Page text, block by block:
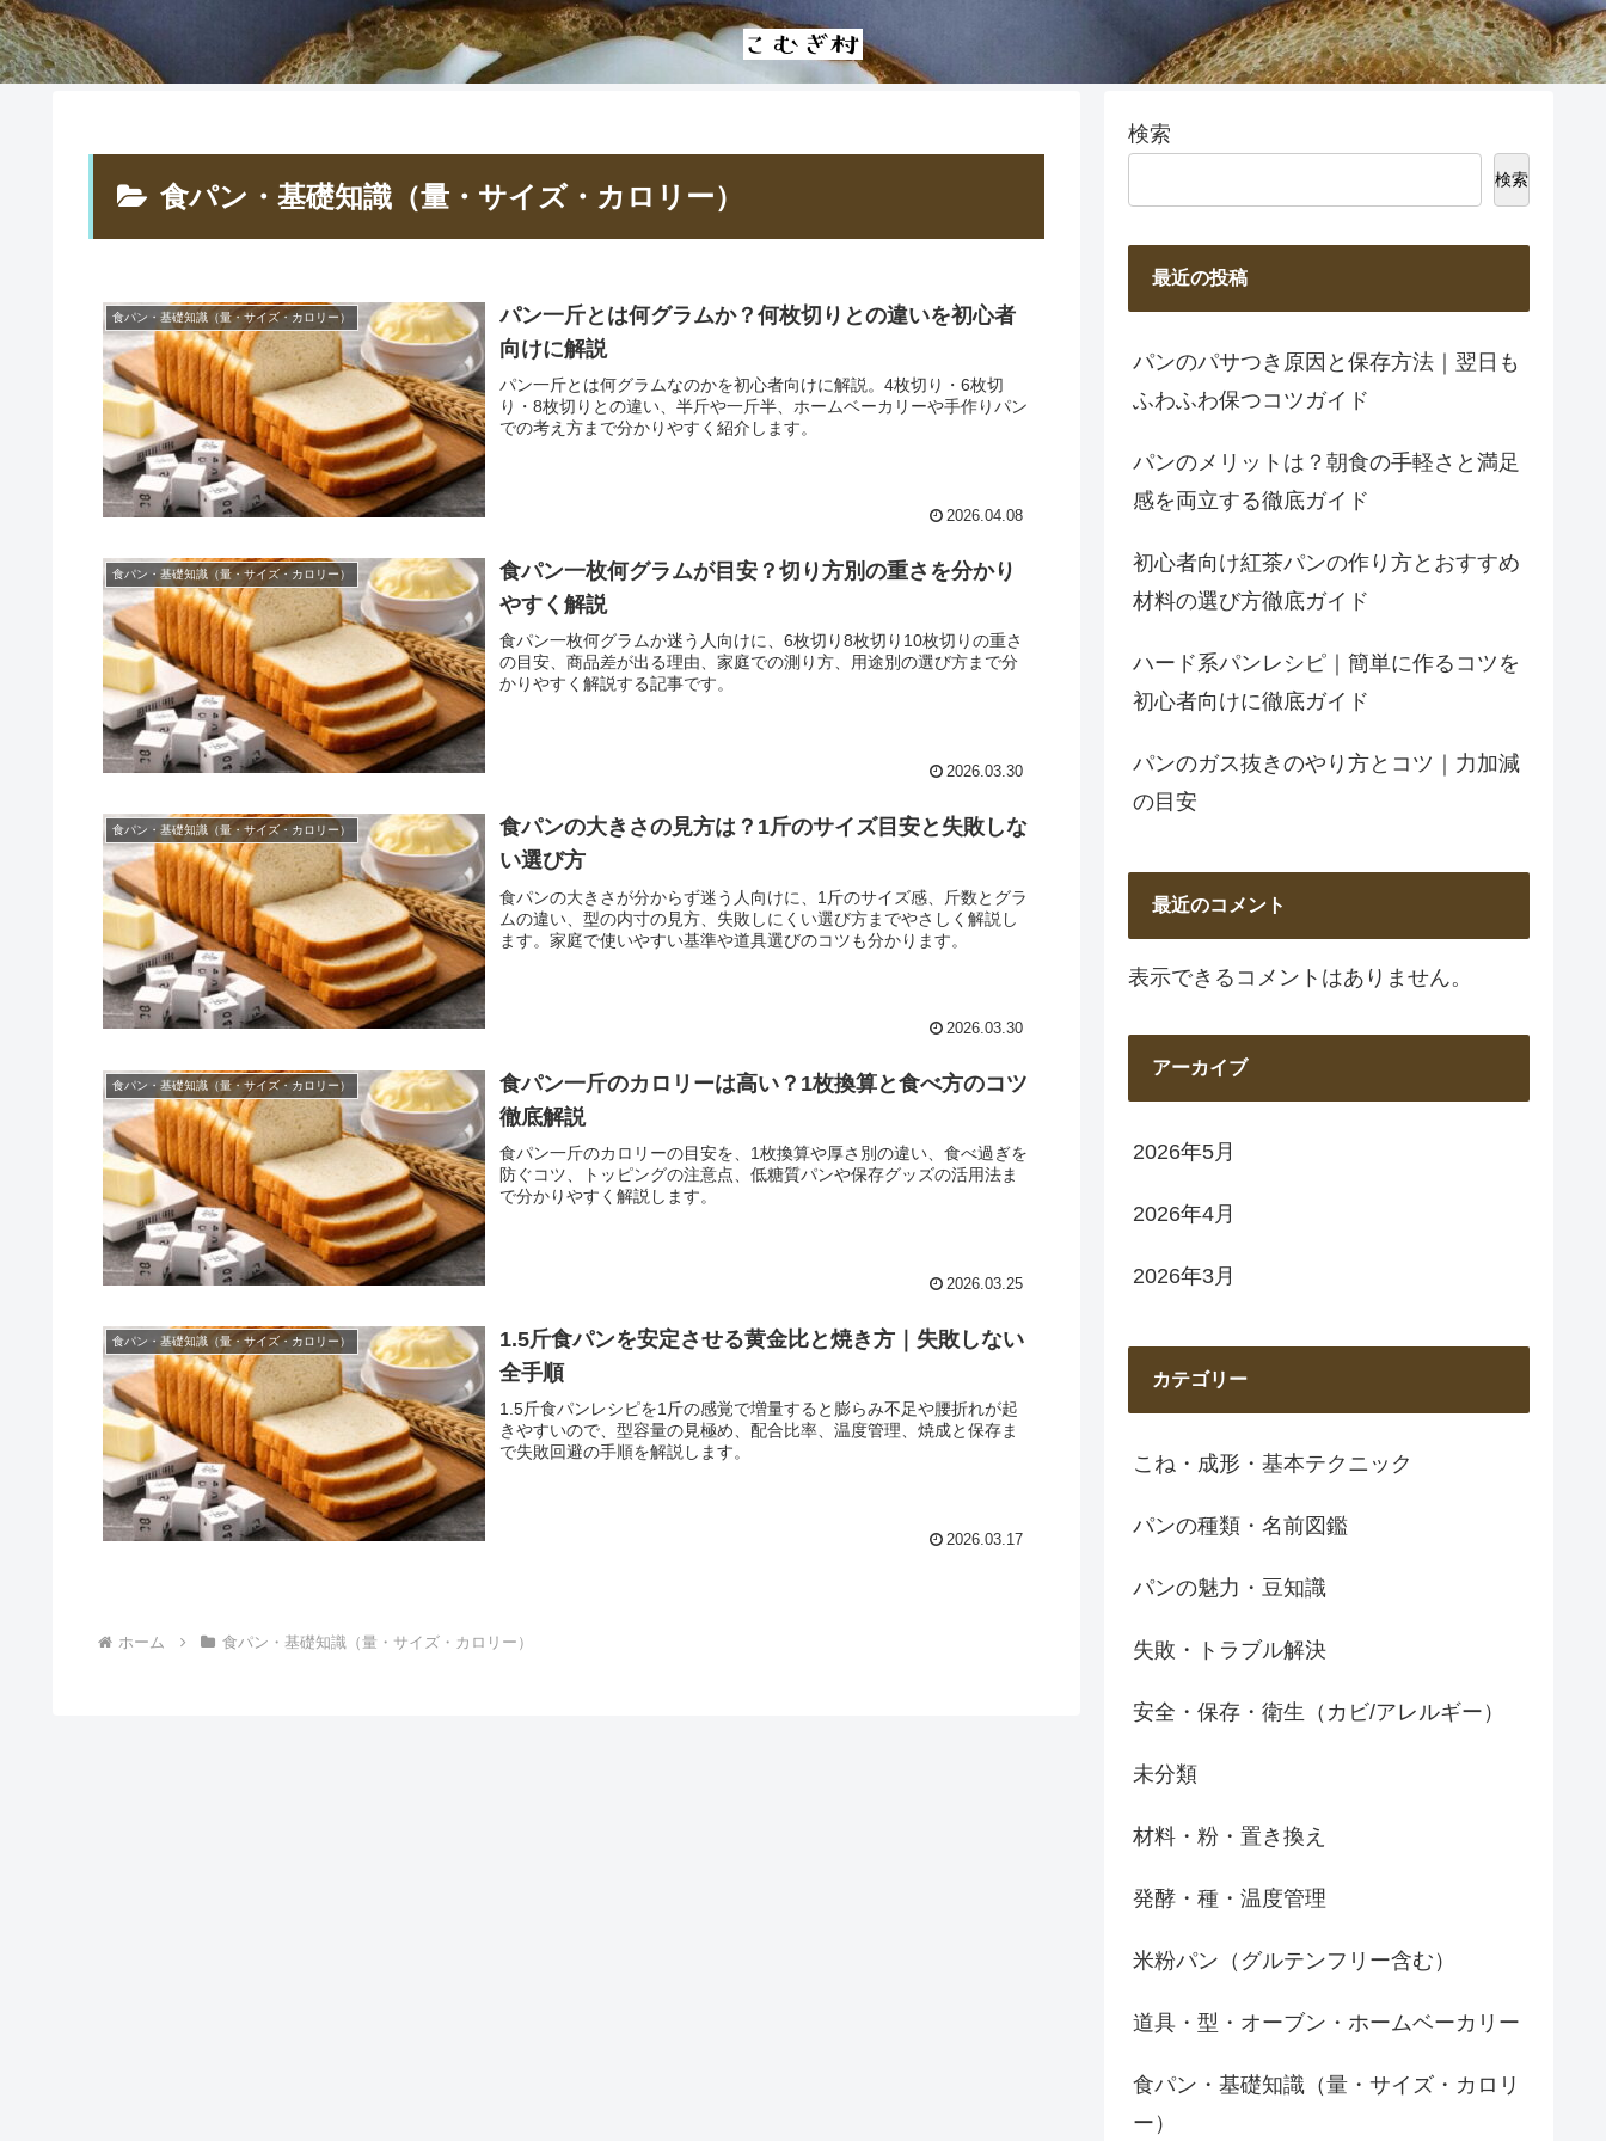
食パン・基礎知識（量・サイズ・カロリー）
食パン・基礎知識（量・サイズ・カロリー）
パン一斤とは何グラムか？何枚切りとの違いを初心者
向けに解説
パン一斤とは何グラムなのかを初心者向けに解説。4枚切り・6枚切
り・8枚切りとの違い、半斤や一斤半、ホームベーカリーや手作りパン
での考え方まで分かりやすく紹介します。
2026.04.08
食パン・基礎知識（量・サイズ・カロリー）
食パン一枚何グラムが目安？切り方別の重さを分かり
やすく解説
食パン一枚何グラムか迷う人向けに、6枚切り8枚切り10枚切りの重さ
の目安、商品差が出る理由、家庭での測り方、用途別の選び方まで分
かりやすく解説する記事です。
2026.03.30
食パン・基礎知識（量・サイズ・カロリー）
食パンの大きさの見方は？1斤のサイズ目安と失敗しな
い選び方
食パンの大きさが分からず迷う人向けに、1斤のサイズ感、斤数とグラ
ムの違い、型の内寸の見方、失敗しにくい選び方までやさしく解説し
ます。家庭で使いやすい基準や道具選びのコツも分かります。
2026.03.30
食パン・基礎知識（量・サイズ・カロリー）
食パン一斤のカロリーは高い？1枚換算と食べ方のコツ
徹底解説
食パン一斤のカロリーの目安を、1枚換算や厚さ別の違い、食べ過ぎを
防ぐコツ、トッピングの注意点、低糖質パンや保存グッズの活用法ま
で分かりやすく解説します。
2026.03.25
食パン・基礎知識（量・サイズ・カロリー）
1.5斤食パンを安定させる黄金比と焼き方｜失敗しない
全手順
1.5斤食パンレシピを1斤の感覚で増量すると膨らみ不足や腰折れが起
きやすいので、型容量の見極め、配合比率、温度管理、焼成と保存ま
で失敗回避の手順を解説します。
2026.03.17
ホーム 食パン・基礎知識（量・サイズ・カロリー）
検索
検索
最近の投稿
パンのパサつき原因と保存方法｜翌日も
ふわふわ保つコツガイド
パンのメリットは？朝食の手軽さと満足
感を両立する徹底ガイド
初心者向け紅茶パンの作り方とおすすめ
材料の選び方徹底ガイド
ハード系パンレシピ｜簡単に作るコツを
初心者向けに徹底ガイド
パンのガス抜きのやり方とコツ｜力加減
の目安
最近のコメント
表示できるコメントはありません。
アーカイブ
2026年5月
2026年4月
2026年3月
カテゴリー
こね・成形・基本テクニック
パンの種類・名前図鑑
パンの魅力・豆知識
失敗・トラブル解決
安全・保存・衛生（カビ/アレルギー）
未分類
材料・粉・置き換え
発酵・種・温度管理
米粉パン（グルテンフリー含む）
道具・型・オーブン・ホームベーカリー
食パン・基礎知識（量・サイズ・カロリ
ー）